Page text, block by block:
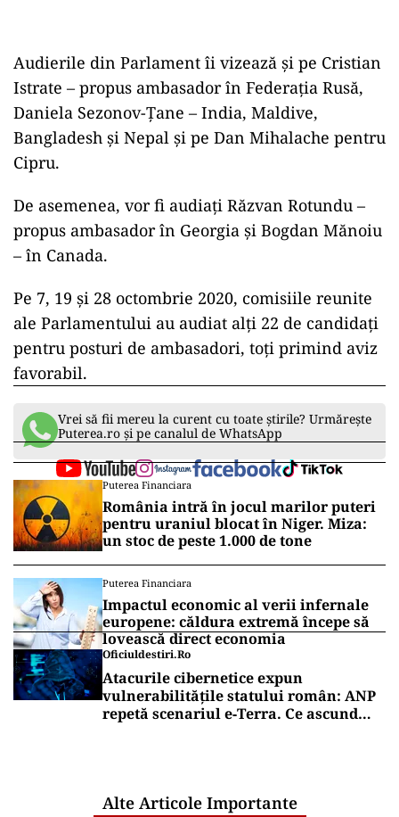
Audierile din Parlament îi vizează şi pe Cristian
Istrate – propus ambasador în Federaţia Rusă,
Daniela Sezonov-Ţane – India, Maldive,
Bangladesh şi Nepal şi pe Dan Mihalache pentru
Cipru.
De asemenea, vor fi audiaţi Răzvan Rotundu –
propus ambasador în Georgia şi Bogdan Mănoiu
– în Canada.
Pe 7, 19 şi 28 octombrie 2020, comisiile reunite
ale Parlamentului au audiat alţi 22 de candidaţi
pentru posturi de ambasadori, toţi primind aviz
favorabil.
Vrei să fii mereu la curent cu toate știrile? Urmărește
Puterea.ro și pe canalul de WhatsApp
Puterea Financiara
România intră în jocul marilor puteri
pentru uraniul blocat în Niger. Miza:
un stoc de peste 1.000 de tone
Puterea Financiara
Impactul economic al verii infernale
europene: căldura extremă începe să
lovească direct economia
Oficiuldestiri.ro
Atacurile cibernetice expun
vulnerabilitățile statului român: ANP
repetă scenariul e‑Terra. Ce ascund
Alte Articole Importante